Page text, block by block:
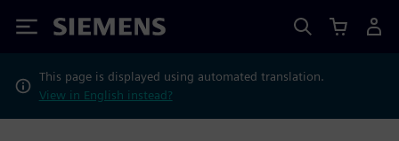
Siemens
This page is displayed using automated translation.
View in English instead?